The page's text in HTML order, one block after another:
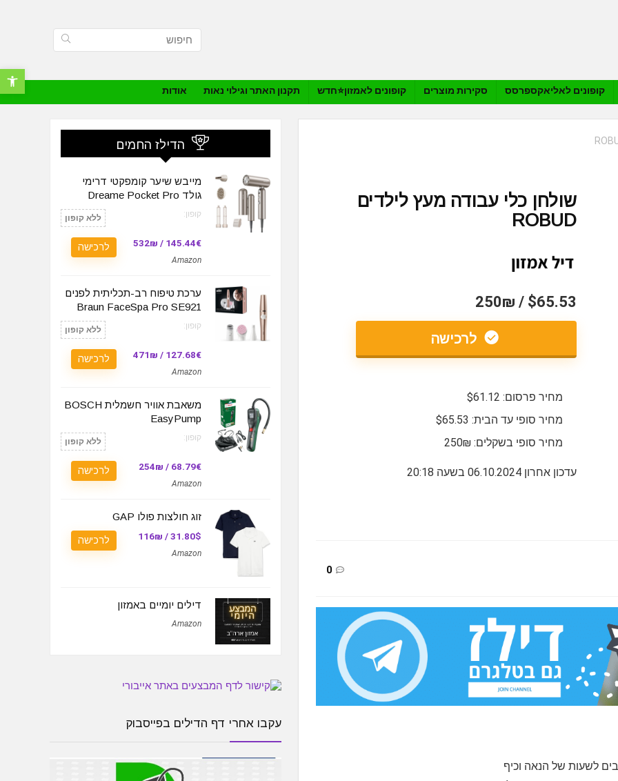
פתח
קופונים לאליאקספרסס סקירות מוצרים קופונים לאמזון⭐️חדש תקנון האתר וגילוי נאות אודות
שולחן כלי עבודה מעץ לילדים
ROBUD
$65.53 / 250₪
לרכישה
מחיר פרסום: $61.12
מחיר סופי עד הבית: $65.53
מחיר סופי בשקלים: 250₪
עדכון אחרון 06.10.2024 בשעה 20:18
0
לשעות של הנאה וכיף
הדילז החמים
מייבש שיער קומפקטי דרימי
גולד Dreame Pocket Pro
קופון: ללא קופון
145.44€ / 532₪
Amazon
לרכישה
ערכת טיפוח רב-תכליתית לפנים
Braun FaceSpa Pro SE921
קופון: ללא קופון
127.68€ / 471₪
Amazon
לרכישה
משאבת אוויר חשמלית BOSCH
EasyPump
קופון: ללא קופון
68.79€ / 254₪
Amazon
לרכישה
זוג חולצות פולו GAP
31.80$ / 116₪
Amazon
לרכישה
דילים יומיים באמזון
Amazon
עקבו אחרי דף הדילים בפייסבוק